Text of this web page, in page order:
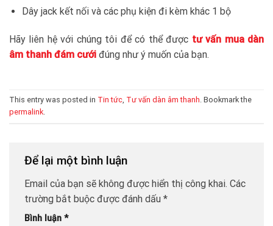
Dây jack kết nối và các phụ kiện đi kèm khác 1 bộ
Hãy liên hệ với chúng tôi để có thể được tư vấn mua dàn
âm thanh đám cưới đúng như ý muốn của bạn.
This entry was posted in Tin tức, Tư vấn dàn âm thanh. Bookmark the
permalink.
Để lại một bình luận
Email của bạn sẽ không được hiển thị công khai. Các
trường bắt buộc được đánh dấu *
Bình luận *